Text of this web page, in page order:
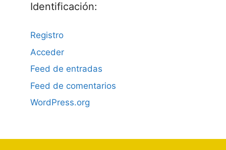
Identificación:
Registro
Acceder
Feed de entradas
Feed de comentarios
WordPress.org